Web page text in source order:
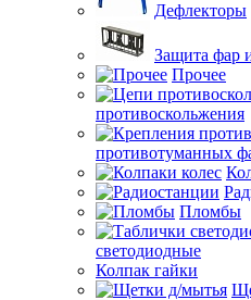
Дефлекторы
Защита фар
Прочее
противоскольжения
противотуманных
Пломбы
светодиодные
Колпак гайки